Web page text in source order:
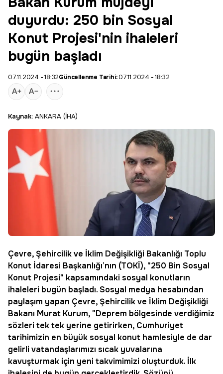
duyurdu: 250 bin Sosyal
Konut Projesi'nin ihaleleri
bugün başladı
07.11.2024 - 18:32Güncellenme Tarihi:07.11.2024 - 18:32
Kaynak: ANKARA (İHA)
Çevre, Şehircilik ve İklim Değişikliği Bakanlığı Toplu
Konut İdaresi Başkanlığı’nın (TOKİ), "250 Bin Sosyal
Konut Projesi" kapsamındaki sosyal konutların
ihaleleri bugün başladı. Sosyal medya hesabından
paylaşım yapan Çevre, Şehircilik ve İklim Değişikliği
Bakanı Murat Kurum, "Deprem bölgesinde verdiğimiz
sözleri tek tek yerine getirirken, Cumhuriyet
tarihimizin en büyük sosyal konut hamlesiyle de dar
gelirli vatandaşlarımızı sıcak yuvalarına
kavuşturmak için yeni takvimimizi oluşturduk. İlk